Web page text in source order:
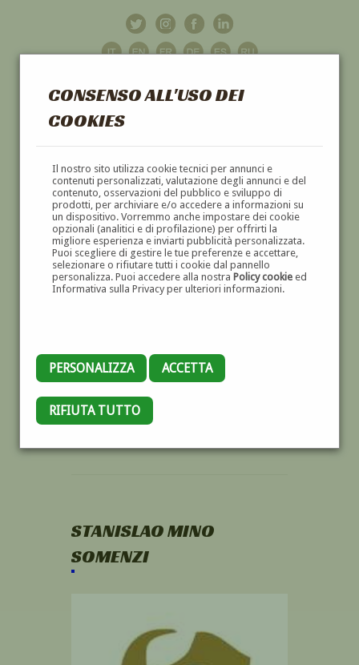
CONSENSO ALL'USO DEI
COOKIES
Il nostro sito utilizza cookie tecnici per annunci e
contenuti personalizzati, valutazione degli annunci e del
contenuto, osservazioni del pubblico e sviluppo di
prodotti, per archiviare e/o accedere a informazioni su
un dispositivo. Vorremmo anche impostare dei cookie
opzionali (analitici e di profilazione) per offrirti la
migliore esperienza e inviarti pubblicità personalizzata.
Puoi scegliere di gestire le tue preferenze e accettare,
selezionare o rifiutare tutti i cookie dal pannello
personalizza. Puoi accedere alla nostra Policy cookieed
Informativa sulla Privacy per ulteriori informazioni.
PERSONALIZZA ACCETTA
RIFIUTA TUTTO
GALLERIAD'ARTE
DIPINTI E SCULTURE '800 E '900
STANISLAO MINO
SOMENZI